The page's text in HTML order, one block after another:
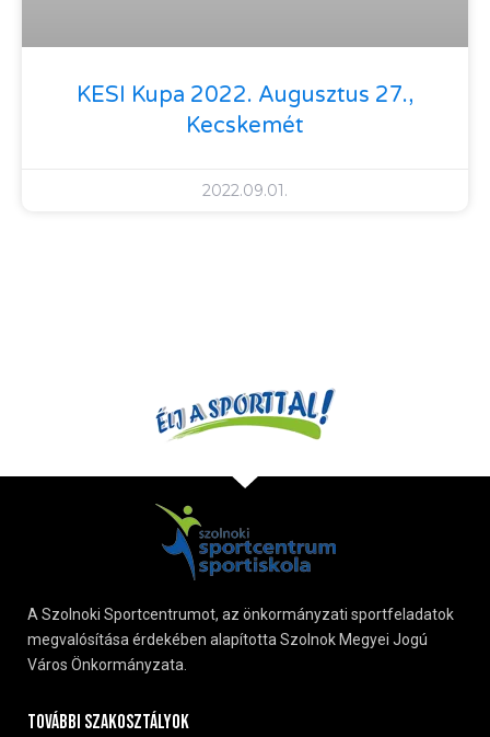
KESI Kupa 2022. Augusztus 27.,
Kecskemét
2022.09.01.
A Szolnoki Sportcentrumot, az önkormányzati sportfeladatok
megvalósítása érdekében alapította Szolnok Megyei Jogú
Város Önkormányzata.
További szakosztályok